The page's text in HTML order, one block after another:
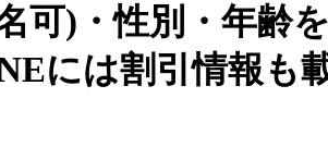
可)・性別・年齢
には割引情報も